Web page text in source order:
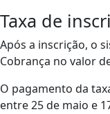
Taxa de
Após a inscrição, o
Cobrança no valor
O pagamento da
entre 25 de maio e